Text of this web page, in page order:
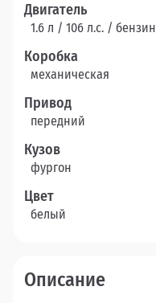
Двигатель
1.6 л / 106 л.c. / бензин
Коробка
механическая
Привод
передний
Кузов
фургон
Цвет
белый
Описание